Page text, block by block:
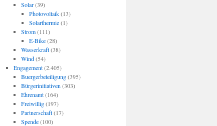
Solar(39)
Photovoltaik(13)
Solarthermie(1)
Strom(111)
E-Bike(28)
Wasserkraft(38)
Wind(54)
Engagement(2.405)
Buergerbeteiligung(395)
Bürgerinitiativen (303)
Ehrenamt(164)
Freiwillig(197)
Partnerschaft(17)
Spende(100)